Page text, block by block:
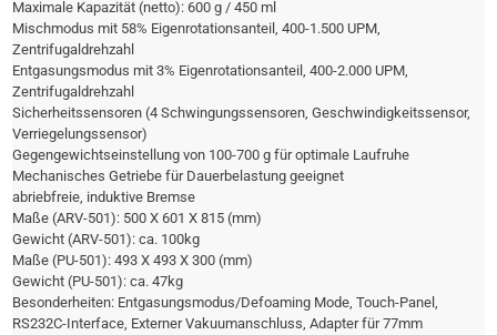
Maximale Kapazität (netto): 600 g / 450 ml
Mischmodus mit 58% Eigenrotationsanteil, 400-1.500 UPM,
Zentrifugaldrehzahl
Entgasungsmodus mit 3% Eigenrotationsanteil, 400-2.000 UPM,
Zentrifugaldrehzahl
Sicherheitssensoren (4 Schwingungssensoren, Geschwindigkeitssensor,
Verriegelungssensor)
Gegengewichtseinstellung von 100-700 g für optimale Laufruhe
Mechanisches Getriebe für Dauerbelastung geeignet
abriebfreie, induktive Bremse
Maße (ARV-501): 500 X 601 X 815 (mm)
Gewicht (ARV-501): ca. 100kg
Maße (PU-501): 493 X 493 X 300 (mm)
Gewicht (PU-501): ca. 47kg
Besonderheiten: Entgasungsmodus/Defoaming Mode, Touch-Panel,
RS232C-Interface, Externer Vakuumanschluss, Adapter für 77mm